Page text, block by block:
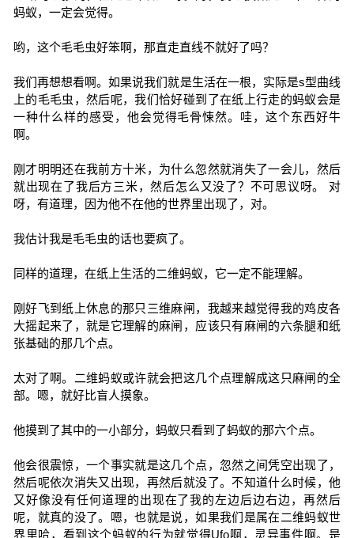
蚂蚁，一定会觉得。
哟，这个毛毛虫好笨啊，那直走直线不就好了吗？
我们再想想看啊。如果说我们就是生活在一根，实际是s型曲线
上的毛毛虫，然后呢，我们恰好碰到了在纸上行走的蚂蚁会是
一种什么样的感受，他会觉得毛骨悚然。哇，这个东西好牛
啊。
刚才明明还在我前方十米，为什么忽然就消失了一会儿，然后
就出现在了我后方三米，然后怎么又没了？不可思议呀。 对
呀，有道理，因为他不在他的世界里出现了，对。
我估计我是毛毛虫的话也要疯了。
同样的道理，在纸上生活的二维蚂蚁，它一定不能理解。
刚好飞到纸上休息的那只三维麻闸，我越来越觉得我的鸡皮各
大摇起来了，就是它理解的麻闸，应该只有麻闸的六条腿和纸
张基础的那几个点。
太对了啊。二维蚂蚁或许就会把这几个点理解成这只麻闸的全
部。嗯，就好比盲人摸象。
他摸到了其中的一小部分，蚂蚁只看到了蚂蚁的那六个点。
他会很震惊，一个事实就是这几个点，忽然之间凭空出现了，
然后呢依次消失又出现，再然后就没了。不知道什么时候，他
又好像没有任何道理的出现在了我的左边后边右边，再然后
呢，就真的没了。嗯，也就是说，如果我们是属在二维蚂蚁世
界里哈，看到这个蚂蚁的行为就觉得Ufo啊，灵异事件啊。是